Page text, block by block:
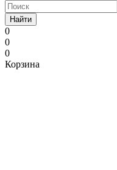
Найти
0
0
0
Корзина